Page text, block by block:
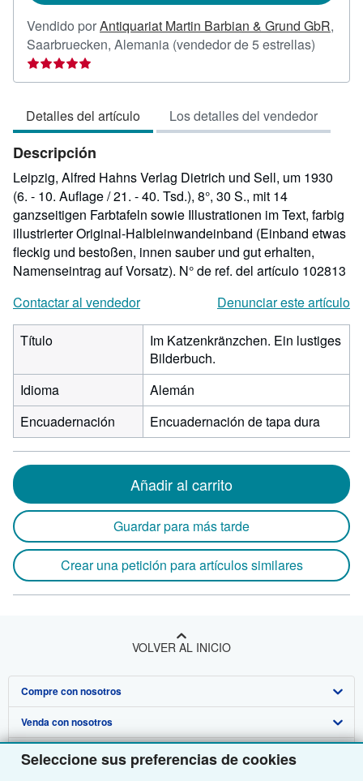
Seleccione sus preferencias de cookies
Vendido porAntiquariat Martin Barbian & Grund GbR,
Saarbruecken, Alemania (vendedor de 5 estrellas)
de
5
Detalles del artículo Los detalles del vendedor
Descripción
Leipzig, Alfred Hahns Verlag Dietrich und Sell, um 1930
(6. - 10. Auflage / 21. - 40. Tsd.), 8°, 30 S., mit 14
ganzseitigen Farbtafeln sowie Illustrationen im Text, farbig
illustrierter Original-Halbleinwandeinband (Einband etwas
fleckig und bestoßen, innen sauber und gut erhalten,
Namenseintrag auf Vorsatz). N° de ref. del artículo 102813
Contactar al vendedor
Denunciar este artículo
Título
Im Katzenkränzchen. Ein lustiges
Bilderbuch.
Idioma
Alemán
Encuadernación
Encuadernación de tapa dura
Añadir al carrito
Guardar para más tarde
Crear una petición para artículos similares
VOLVER AL INICIO
Compre con nosotros
Búsqueda avanzada
Colecciones
Venda con nosotros
Comenzar a vender
Sobre nosotros